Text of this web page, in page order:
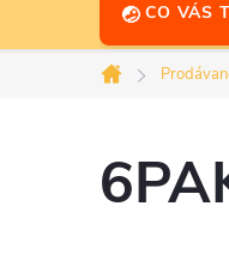
CO VÁS
Domů